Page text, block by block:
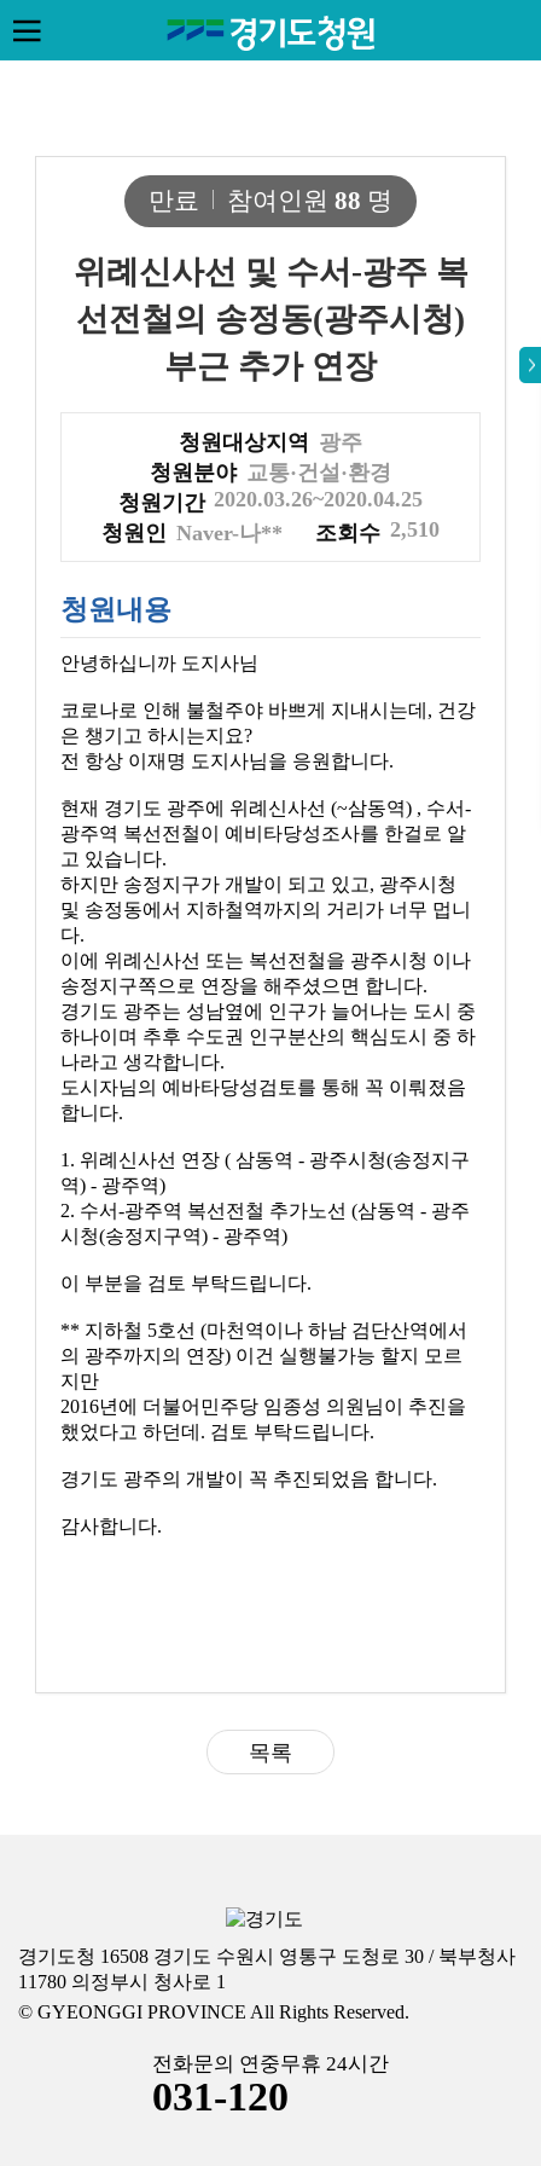
만료 참여인원 88 명
위례신사선 및 수서-광주 복
선전철의 송정동(광주시청)
부근 추가 연장
청원대상지역 광주
청원분야 교통·건설·환경
청원기간 2020.03.26~2020.04.25
청원인 Naver-나** 조회수 2,510
청원내용
안녕하십니까 도지사님
코로나로 인해 불철주야 바쁘게 지내시는데, 건강
은 챙기고 하시는지요?
전 항상 이재명 도지사님을 응원합니다.
현재 경기도 광주에 위례신사선 (~삼동역) , 수서-
광주역 복선전철이 예비타당성조사를 한걸로 알
고 있습니다.
하지만 송정지구가 개발이 되고 있고, 광주시청
및 송정동에서 지하철역까지의 거리가 너무 멉니
다.
이에 위례신사선 또는 복선전철을 광주시청 이나
송정지구쪽으로 연장을 해주셨으면 합니다.
경기도 광주는 성남옆에 인구가 늘어나는 도시 중
하나이며 추후 수도권 인구분산의 핵심도시 중 하
나라고 생각합니다.
도시자님의 예바타당성검토를 통해 꼭 이뤄졌음
합니다.
1. 위례신사선 연장 ( 삼동역 - 광주시청(송정지구
역) - 광주역)
2. 수서-광주역 복선전철 추가노선 (삼동역 - 광주
시청(송정지구역) - 광주역)
이 부분을 검토 부탁드립니다.
** 지하철 5호선 (마천역이나 하남 검단산역에서
의 광주까지의 연장) 이건 실행불가능 할지 모르
지만
2016년에 더불어민주당 임종성 의원님이 추진을
했었다고 하던데. 검토 부탁드립니다.
경기도 광주의 개발이 꼭 추진되었음 합니다.
감사합니다.
목록
경기도청 16508 경기도 수원시 영통구 도청로 30 / 북부청사
11780 의정부시 청사로 1
© GYEONGGI PROVINCE All Rights Reserved.
전화문의 연중무휴 24시간
031-120